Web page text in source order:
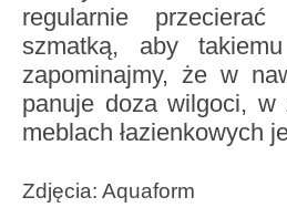
regularnie
szmatką, aby
zapominajmy, że w
panuje doza wilgoci,
meblach łazienkowych
Zdjęcia: Aquaform